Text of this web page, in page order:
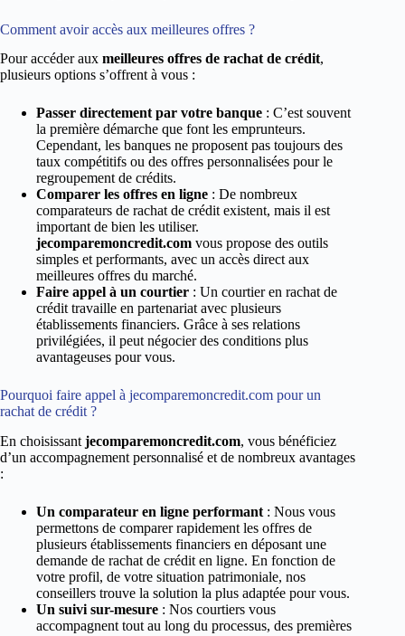
Comment avoir accès aux meilleures offres ?
Pour accéder aux meilleures offres de rachat de crédit,
plusieurs options s’offrent à vous :
Passer directement par votre banque : C’est souvent
la première démarche que font les emprunteurs.
Cependant, les banques ne proposent pas toujours des
taux compétitifs ou des offres personnalisées pour le
regroupement de crédits.
Comparer les offres en ligne : De nombreux
comparateurs de rachat de crédit existent, mais il est
important de bien les utiliser.
jecomparemoncredit.com vous propose des outils
simples et performants, avec un accès direct aux
meilleures offres du marché.
Faire appel à un courtier : Un courtier en rachat de
crédit travaille en partenariat avec plusieurs
établissements financiers. Grâce à ses relations
privilégiées, il peut négocier des conditions plus
avantageuses pour vous.
Pourquoi faire appel à jecomparemoncredit.com pour un
rachat de crédit ?
En choisissant jecomparemoncredit.com, vous bénéficiez
d’un accompagnement personnalisé et de nombreux avantages
:
Un comparateur en ligne performant : Nous vous
permettons de comparer rapidement les offres de
plusieurs établissements financiers en déposant une
demande de rachat de crédit en ligne. En fonction de
votre profil, de votre situation patrimoniale, nos
conseillers trouve la solution la plus adaptée pour vous.
Un suivi sur-mesure : Nos courtiers vous
accompagnent tout au long du processus, des premières